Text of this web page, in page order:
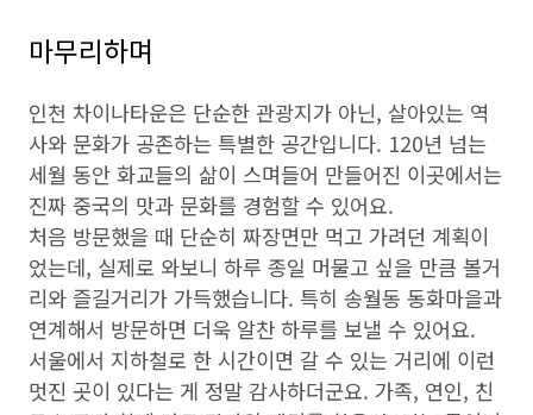
마무리하며
인천 차이나타운은 단순한 관광지가 아닌, 살아있는 역
사와 문화가 공존하는 특별한 공간입니다. 120년 넘는
세월 동안 화교들의 삶이 스며들어 만들어진 이곳에서는
진짜 중국의 맛과 문화를 경험할 수 있어요.
처음 방문했을 때 단순히 짜장면만 먹고 가려던 계획이
었는데, 실제로 와보니 하루 종일 머물고 싶을 만큼 볼거
리와 즐길거리가 가득했습니다. 특히 송월동 동화마을과
연계해서 방문하면 더욱 알찬 하루를 보낼 수 있어요.
서울에서 지하철로 한 시간이면 갈 수 있는 거리에 이런
멋진 곳이 있다는 게 정말 감사하더군요. 가족, 연인, 친